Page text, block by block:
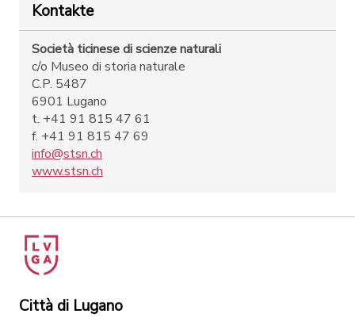
Kontakte
Società ticinese di scienze naturali
c/o Museo di storia naturale
C.P. 5487
6901 Lugano
t. +41 91 815 47 61
f. +41 91 815 47 69
info@stsn.ch
www.stsn.ch
Città di Lugano